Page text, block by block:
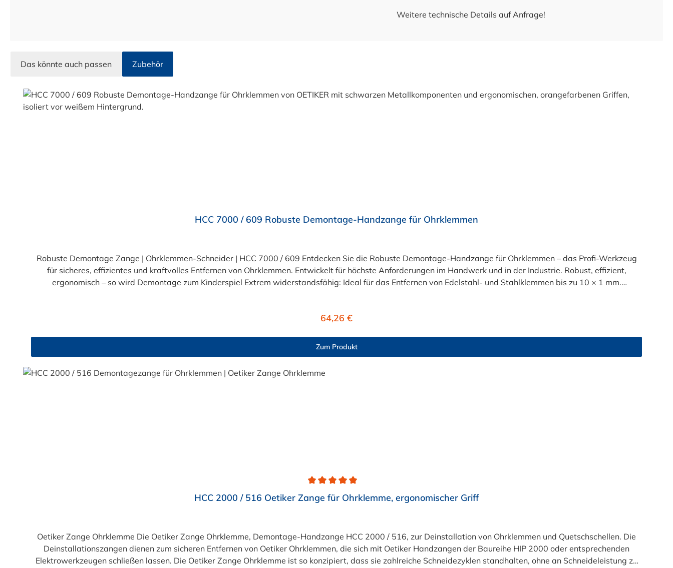
Weitere technische Details auf Anfrage!
Das könnte auch passen Zubehör
Produktgalerie überspringen
HCC 7000 / 609 Robuste Demontage-Handzange für Ohrklemmen
Robuste Demontage Zange | Ohrklemmen-Schneider | HCC 7000 / 609 Entdecken Sie die Robuste Demontage-Handzange für Ohrklemmen – das Profi-Werkzeug
für sicheres, effizientes und kraftvolles Entfernen von Ohrklemmen. Entwickelt für höchste Anforderungen im Handwerk und in der Industrie. Robust, effizient,
ergonomisch – so wird Demontage zum Kinderspiel Extrem widerstandsfähig: Ideal für das Entfernen von Edelstahl- und Stahlklemmen bis zu 10 × 1 mm.
und sicher. Jetzt bestellen und clever demontieren – Ihre neue Lieblingszange wartet! Warten Sie nicht länger: Holen Sie sich die Robuste Demontage-Handzange
für Ohrklemmen noch heute in Ihre Werkstatt und erleben Sie den Unterschied bei jeder Anwendung.
Regulärer Preis:
64,26 €
Zum Produkt
Durchschnittliche Bewertung von 5 von 5 SternenHCC 2000 / 516 Oetiker Zange für Ohrklemme, ergonomischer Griff
Oetiker Zange Ohrklemme Die Oetiker Zange Ohrklemme, Demontage-Handzange HCC 2000 / 516, zur Deinstallation von Ohrklemmen und Quetschschellen. Die
Deinstallationszangen dienen zum sicheren Entfernen von Oetiker Ohrklemmen, die sich mit Oetiker Handzangen der Baureihe HIP 2000 oder entsprechenden
Elektrowerkzeugen schließen lassen. Die Oetiker Zange Ohrklemme ist so konzipiert, dass sie zahlreiche Schneidezyklen standhalten, ohne an Schneideleistung zu